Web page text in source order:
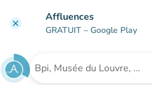
clear Affluences
GRATUIT – Google Play
Rechercher un établissement